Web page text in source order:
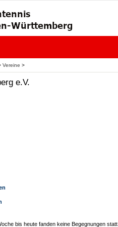
Vereine >
e.V.
bis heute fanden keine Begegnungen statt.